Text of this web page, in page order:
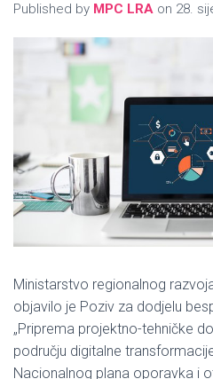
Published by MPC LRA on 28.
Ministarstvo regionalnog
objavilo je Poziv za dodjelu
„Priprema projektno-tehničke
području digitalne
Nacionalnog plana oporavka i